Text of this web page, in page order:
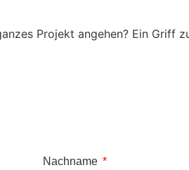
Projekt angehen? Ein Griff
Nachname